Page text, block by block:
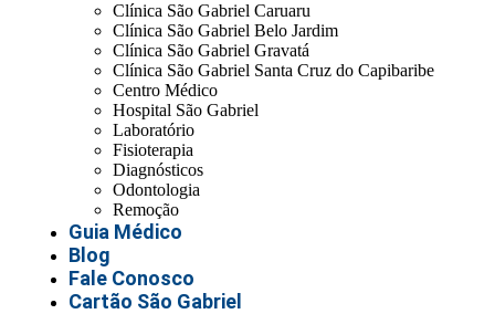
Clínica São Gabriel Caruaru
Clínica São Gabriel Belo Jardim
Clínica São Gabriel Gravatá
Clínica São Gabriel Santa Cruz do Capibaribe
Centro Médico
Hospital São Gabriel
Laboratório
Fisioterapia
Diagnósticos
Odontologia
Remoção
Guia Médico
Blog
Fale Conosco
Cartão São Gabriel